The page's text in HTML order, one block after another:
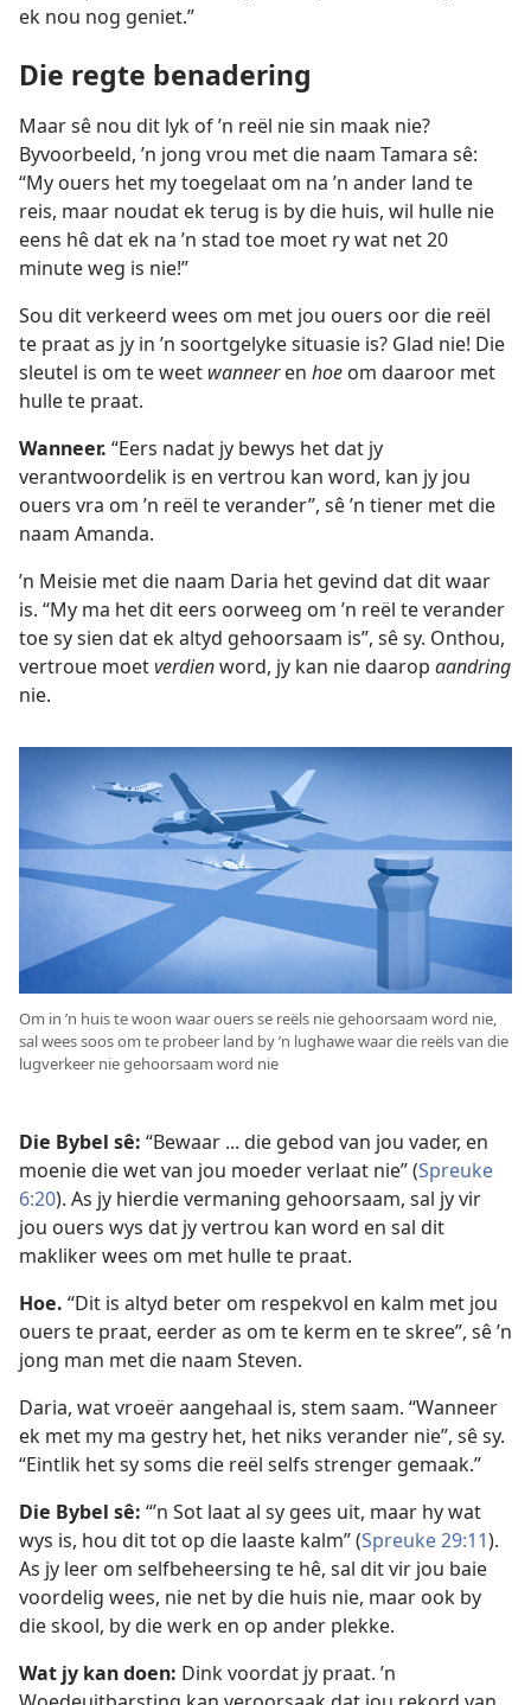
ek nou nog geniet.”
Die regte benadering
Maar sê nou dit lyk of ’n reël nie sin maak nie?
Byvoorbeeld, ’n jong vrou met die naam Tamara sê:
“My ouers het my toegelaat om na ’n ander land te
reis, maar noudat ek terug is by die huis, wil hulle nie
eens hê dat ek na ’n stad toe moet ry wat net 20
minute weg is nie!”
Sou dit verkeerd wees om met jou ouers oor die reël
te praat as jy in ’n soortgelyke situasie is? Glad nie! Die
sleutel is om te weet wanneeren hoe om daaroor met
hulle te praat.
Wanneer. “Eers nadat jy bewys het dat jy
verantwoordelik is en vertrou kan word, kan jy jou
ouers vra om ’n reël te verander”, sê ’n tiener met die
naam Amanda.
’n Meisie met die naam Daria het gevind dat dit waar
is. “My ma het dit eers oorweeg om ’n reël te verander
toe sy sien dat ek altyd gehoorsaam is”, sê sy. Onthou,
vertroue moetverdienword, jy kan nie daarop aandring
nie.
Om in ’n huis te woon waar ouers se reëls nie gehoorsaam word nie,
sal wees soos om te probeer land by ’n lughawe waar die reëls van die
lugverkeer nie gehoorsaam word nie
Die Bybel sê: “Bewaar ... die gebod van jou vader, en
moenie die wet van jou moeder verlaat nie” (Spreuke
6:20). As jy hierdie vermaning gehoorsaam, sal jy vir
jou ouers wys dat jy vertrou kan word en sal dit
makliker wees om met hulle te praat.
Hoe. “Dit is altyd beter om respekvol en kalm met jou
ouers te praat, eerder as om te kerm en te skree”, sê ’n
jong man met die naam Steven.
Daria, wat vroeër aangehaal is, stem saam. “Wanneer
ek met my ma gestry het, het niks verander nie”, sê sy.
“Eintlik het sy soms die reël selfs strenger gemaak.”
Die Bybel sê: “’n Sot laat al sy gees uit, maar hy wat
wys is, hou dit tot op die laaste kalm” (Spreuke 29:11).
As jy leer om selfbeheersing te hê, sal dit vir jou baie
voordelig wees, nie net by die huis nie, maar ook by
die skool, by die werk en op ander plekke.
Wat jy kan doen: Dink voordat jy praat. ’n